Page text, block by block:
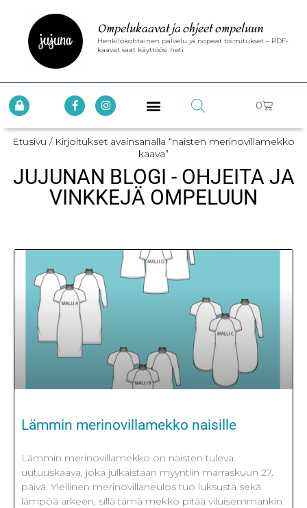
Ompelukaavat ja ohjeet ompeluun
Henkilökohtainen palvelu ja nopeat toimitukset – PDF-
kaavat saat käyttöösi heti
0
Etusivu / Kirjoitukset avainsanalla “naisten merinovillamekko
kaava”
JUJUNAN BLOGI - OHJEITA JA
VINKKEJÄ OMPELUUN
Lämmin merinovillamekko naisille
Lämmin merinovillamekko on naisten tuleva
uutuuskaava, joka julkaistaan myyntiin marraskuun 27.
päivä. Ylellinen merinovillaneulos tuo luksusta sekä
lämpöä arkeen, sillä tämä mekko pitää viluisemmankin